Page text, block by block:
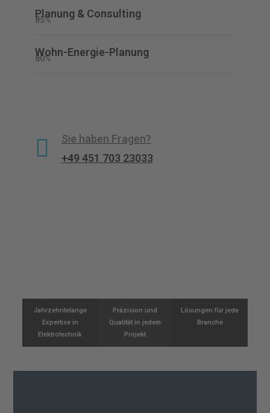
Planung & Consulting
85%
Wohn-Energie-Planung
80%
Sie haben Fragen?
+49 451 703 23033
Jahrzehntelange
Expertise in
Elektrotechnik
Präzision und
Qualität in jedem
Projekt
Lösungen für jede
Branche